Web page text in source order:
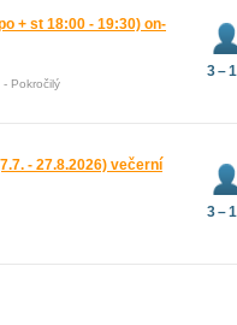
+ st 18:00 - 19:30) on-
Pokročilý
3 –
- 27.8.2026) večerní
3 –